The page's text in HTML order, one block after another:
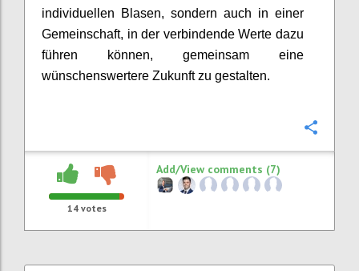
individuellen Blasen, sondern auch in einer
Gemeinschaft, in der verbindende Werte dazu
führen können, gemeinsam eine
wünschenswertere Zukunft zu gestalten.
14votes
Add/View comments (7)